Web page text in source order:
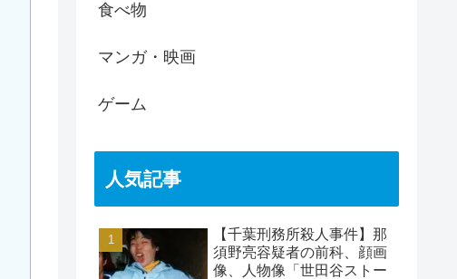
食べ物
マンガ・映画
ゲーム
人気記事
【千葉刑務所殺人事件】那
須野亮容疑者の前科、顔画
像、人物像「世田谷ストー